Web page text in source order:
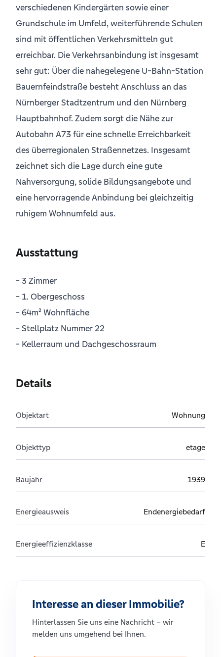
verschiedenen Kindergärten sowie einer
Grundschule im Umfeld, weiterführende Schulen
sind mit öffentlichen Verkehrsmitteln gut
erreichbar. Die Verkehrsanbindung ist insgesamt
sehr gut: Über die nahegelegene U-Bahn-Station
Bauernfeindstraße besteht Anschluss an das
Nürnberger Stadtzentrum und den Nürnberg
Hauptbahnhof. Zudem sorgt die Nähe zur
Autobahn A73 für eine schnelle Erreichbarkeit
des überregionalen Straßennetzes. Insgesamt
zeichnet sich die Lage durch eine gute
Nahversorgung, solide Bildungsangebote und
eine hervorragende Anbindung bei gleichzeitig
ruhigem Wohnumfeld aus.
Ausstattung
- 3 Zimmer
- 1. Obergeschoss
- 64m² Wohnfläche
- Stellplatz Nummer 22
- Kellerraum und Dachgeschossraum
Details
Objektart Wohnung
Objekttyp etage
Baujahr 1939
Energieausweis Endenergiebedarf
Energieeffizienzklasse E
Interesse an dieser Immobilie?
Hinterlassen Sie uns eine Nachricht – wir
melden uns umgehend bei Ihnen.